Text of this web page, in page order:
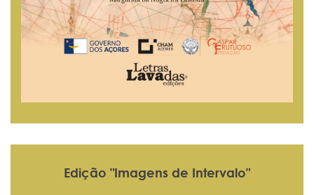
Edição "Imagens de Intervalo"